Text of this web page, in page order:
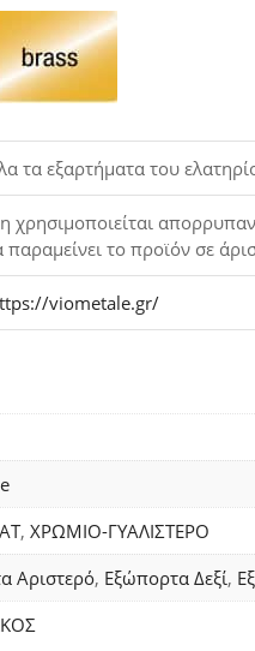
τα εξαρτήματα του
χρησιμοποιείται
παραμείνει το προϊόν σε
viometale.gr/
, ΧΡΩΜΙΟ-ΓΥΑΛΙΣΤΕΡΟ
Αριστερό, Εξώπορτα Δεξί,